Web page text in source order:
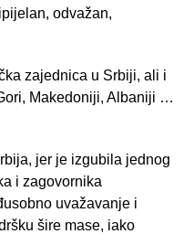
odvažan,
zajednica u Srbiji, ali i
Makedoniji, Albaniji …
jer je izgubila jednog
i zagovornika
uvažavanje i
šire mase, iako